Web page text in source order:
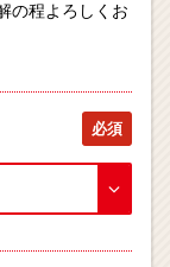
の程よろしくお
必須